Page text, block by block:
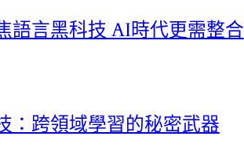
語言黑科技 AI時代更需整合
：跨領域學習的秘密武器